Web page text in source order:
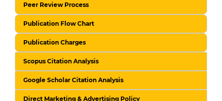
Peer Review Process
Publication Flow Chart
Publication Charges
Scopus Citation Analysis
Google Scholar Citation Analysis
Direct Marketing & Advertising Policy